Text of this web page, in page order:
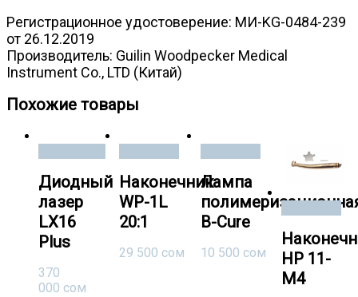
Регистрационное удостоверение: МИ-KG-0484-239
от 26.12.2019
Производитель: Guilin Woodpecker Medical
Instrument Co., LTD (Китай)
Похожие товары
Диодный
лазер
LX16
Plus
370
000 сом
Наконечник
WP-1L
20:1
29 500 сом
Лампа
B-Cure
10 500 сом
В корзину
HP 11-
M4